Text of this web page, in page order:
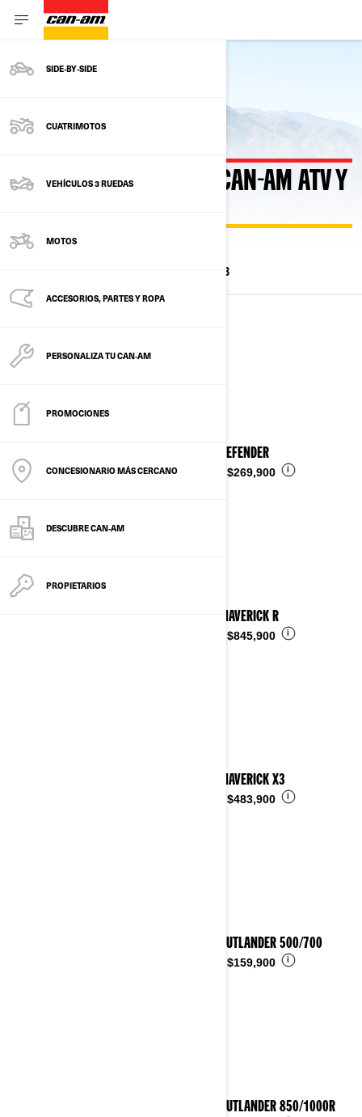
SIDE‑BY‑SIDE
CUATRIMOTOS
VEHÍCULOS 3 RUEDAS
MOTOS
ACCESORIOS, PARTES Y ROPA
PERSONALIZA TU CAN‑AM
PROMOCIONES
CONCESIONARIO MÁS CERCANO
DESCUBRE CAN‑AM
PROPIETARIOS
Volver a los modelos actuales
MODELOS ANTERIORES CAN-AM ATV Y
2023
Ver detalles
2025 DEFENDER
$269,900 i
2025 MAVERICK R
$845,900 i
2025 MAVERICK X3
$483,900 i
2025 OUTLANDER 500/700
$159,900 i
2025 OUTLANDER 850/1000R